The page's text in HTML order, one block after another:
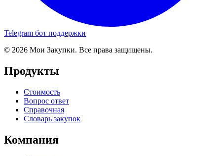
Telegram бот поддержки
© 2026 Мои Закупки. Все права защищены.
Продукты
Стоимость
Вопрос ответ
Справочная
Словарь закупок
Компания